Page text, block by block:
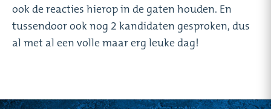
ook de reacties hierop in de gaten houden. En
tussendoor ook nog 2 kandidaten gesproken, dus
al met al een volle maar erg leuke dag!